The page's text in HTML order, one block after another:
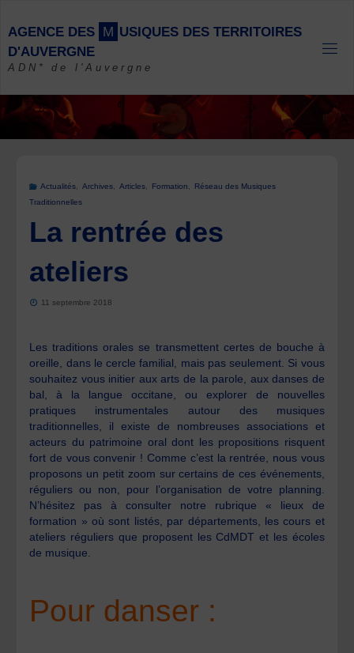
content
AGENCE DES M USIQUES DES TERRITOIRES
D'AUVERGNE
ADN* de l'Auvergne
Actualités Archives Articles Formation
Réseau des Musiques
Traditionnelles
La rentrée des
ateliers
11 septembre 2018
Les traditions orales se transmettent certes de bouche à
oreille, dans le cercle familial, mais pas seulement. Si vous
souhaitez vous initier aux arts de la parole, aux danses de
bal, à la langue occitane, ou explorer de nouvelles
pratiques instrumentales autour des musiques
traditionnelles, il existe de nombreuses associations et
acteurs du patrimoine oral dont les propositions risquent
fort de vous convenir ! Comme c’est la rentrée, nous vous
proposons un petit zoom sur certains de ces événements,
réguliers ou non, pour l’organisation de votre planning.
N’hésitez pas à consulter notre rubrique « lieux de
formation » où sont listés, par départements, les cours et
ateliers réguliers que proposent les CdMDT et les écoles
de musique.
Pour danser :